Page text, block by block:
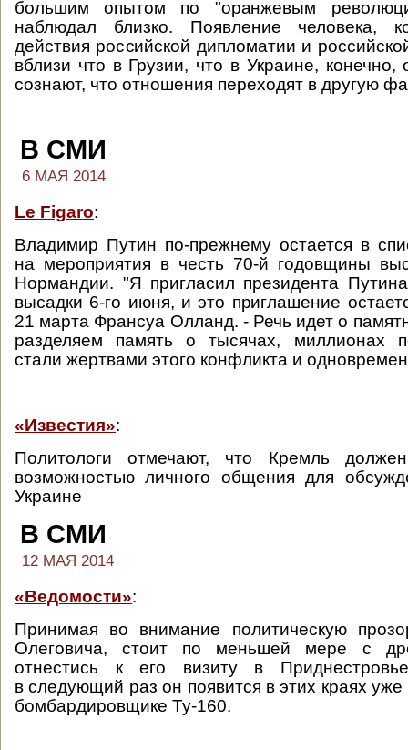
большим опытом по "оранжевым
наблюдал близко. Появление человека,
действия российской дипломатии и
вблизи что в Грузии, что в Украине,
сознают, что отношения переходят в другую
В СМИ
6 МАЯ 2014
Le Figaro:
Владимир Путин по-прежнему остается в
на мероприятия в честь 70-й годовщины
Нормандии. "Я пригласил президента
высадки 6-го июня, и это приглашение
21 марта Франсуа Олланд. - Речь идет о
разделяем память о тысячах, миллионах
стали жертвами этого конфликта и
«Известия»:
Политологи отмечают, что Кремль должен
возможностью личного общения для
Украине
В СМИ
12 МАЯ 2014
«Ведомости»:
Принимая во внимание политическую
Олеговича, стоит по меньшей мере с
отнестись к его визиту в
в следующий раз он появится в этих краях уже
бомбардировщике Ту-160.